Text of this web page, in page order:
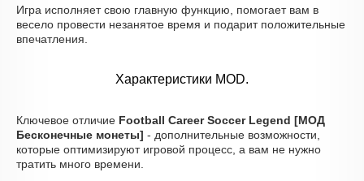
Игра исполняет свою главную функцию, помогает вам в
весело провести незанятое время и подарит положительные
впечатления.
Характеристики MOD.
Ключевое отличие Football Career Soccer Legend [МОД
Бесконечные монеты] - дополнительные возможности,
которые оптимизируют игровой процесс, а вам не нужно
тратить много времени.